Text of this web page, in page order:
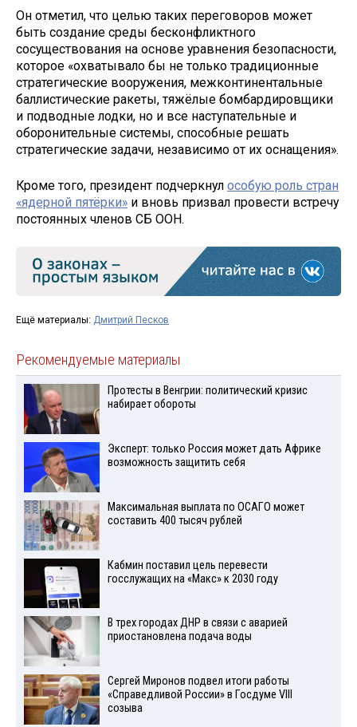
Он отметил, что целью таких переговоров может
быть создание среды бесконфликтного
сосуществования на основе уравнения безопасности,
которое «охватывало бы не только традиционные
стратегические вооружения, межконтинентальные
баллистические ракеты, тяжёлые бомбардировщики
и подводные лодки, но и все наступательные и
оборонительные системы, способные решать
стратегические задачи, независимо от их оснащения».
Кроме того, президент подчеркнул особую роль стран
«ядерной пятёрки» и вновь призвал провести встречу
постоянных членов СБ ООН.
Ещё материалы: Дмитрий Песков
Рекомендуемые материалы
Протесты в Венгрии: политический кризис
набирает обороты
Эксперт: только Россия может дать Африке
возможность защитить себя
Максимальная выплата по ОСАГО может
составить 400 тысяч рублей
Кабмин поставил цель перевести
госслужащих на «Макс» к 2030 году
В трех городах ДНР в связи с аварией
приостановлена подача воды
Сергей Миронов подвел итоги работы
«Справедливой России» в Госдуме VIII
созыва